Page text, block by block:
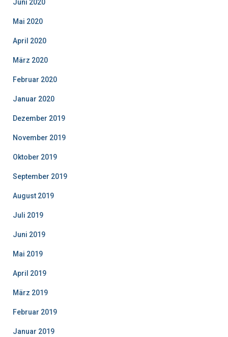
Juni 2020
Mai 2020
April 2020
März 2020
Februar 2020
Januar 2020
Dezember 2019
November 2019
Oktober 2019
September 2019
August 2019
Juli 2019
Juni 2019
Mai 2019
April 2019
März 2019
Februar 2019
Januar 2019